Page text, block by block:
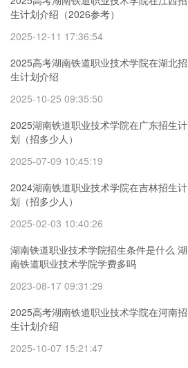
生计划介绍（2026参考）
2025-12-11 17:36:54
2025高考湖南铁道职业技术学院在湖北招
生计划介绍
2025-10-25 09:35:50
2025湖南铁道职业技术学院在广东招生计
划（招多少人）
2025-07-09 10:45:19
2024湖南铁道职业技术学院在吉林招生计
划（招多少人）
2025-02-03 10:40:26
湖南铁道职业技术学院招生条件是什么 湖
南铁道职业技术学院学费多吗
2023-08-17 09:31:29
2025高考湖南铁道职业技术学院在河南招
生计划介绍
2025-10-07 15:21:47